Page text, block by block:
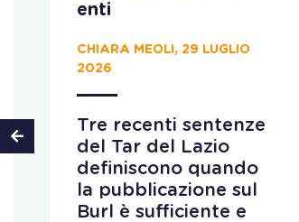
enti
CHIARA MEOLI, 29 LUGLIO
2026
Tre recenti sentenze
del Tar del Lazio
definiscono quando
la pubblicazione sul
Burl è sufficiente e